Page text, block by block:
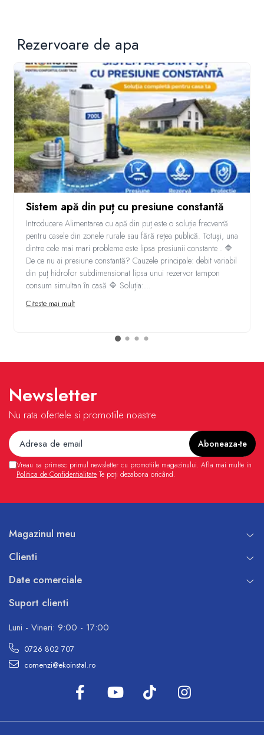
Rezervoare de apa
Sistem apă din puț cu presiune constantă
Introducere Alimentarea cu apă din puț este o soluție frecventă
pentru casele din zonele rurale sau fără rețea publică. Totuși, una
dintre cele mai mari probleme este lipsa presiunii constante . 🔷
De ce nu ai presiune constantă? Cauzele principale: debit variabil
din puț hidrofor subdimensionat lipsa unui rezervor tampon
consum simultan în casă 🔷 Soluția:...
Citeste mai mult
Newsletter
Nu rata ofertele si promotiile noastre
Vreau sa primesc primul newsletter cu promotiile magazinului. Afla mai multe in
Politica de Confidentialitate Te poți dezabona oricând.
Magazinul meu
Clienti
Date comerciale
Suport clienti
Luni - Vineri: 9:00 - 17:00
0726 802 707
comenzi@ekoinstal.ro